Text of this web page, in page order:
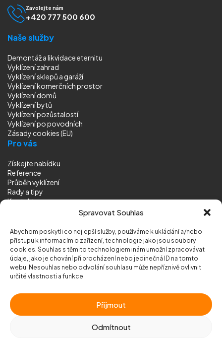
Spravovat Souhlas
Abychom poskytli co nejlepší služby, používáme k ukládání a/nebo
přístupu k informacím o zařízení, technologie jako jsou soubory
cookies. Souhlas s těmito technologiemi nám umožní zpracovávat
údaje, jako je chování při procházení nebo jedinečná ID na tomto
webu. Nesouhlas nebo odvolání souhlasu může nepříznivě ovlivnit
určité vlastnosti a funkce.
Příjmout
Odmítnout
Zavolejte nám
+420 777 500 600
Naše služby
Demontáž a likvidace eternitu
Vyklízení zahrad
Vyklízení sklepů a garáží
Vyklízení komerčních prostor
Vyklízení domů
Vyklízení bytů
Vyklízení pozůstalostí
Vyklízenípo povodních
Zásady cookies (EU)
Pro vás
Získejte nabídku
Reference
Průběh vyklízení
Rady a tipy
Kontakt
© 2026 Vyklizeni.cz (mapa stránek)
Chráněno služboureCAPTCHA